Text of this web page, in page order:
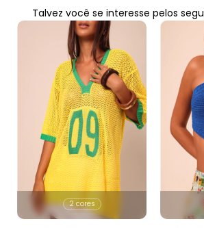
Talvez você se interesse pelos
2 cores